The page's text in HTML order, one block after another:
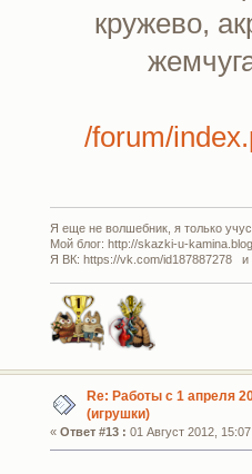
кружево,
/forum/
Я еще не волшебник, я только
Мой блог: http://skazki-u-
Я ВК: https://vk.com/id187887278 и
Re: Работы с 1 апреля
(игрушки)
«Ответ #13 : 01 Август 2012,